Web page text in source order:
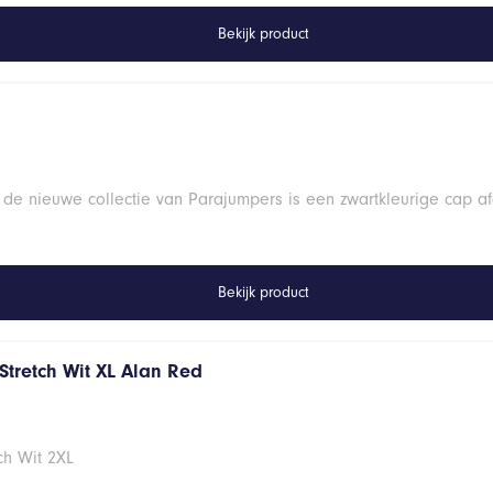
Bekijk product
nieuwe collectie van Parajumpers is een zwartkleurige cap
Bekijk product
Wit XL Alan Red
Wit 2XL